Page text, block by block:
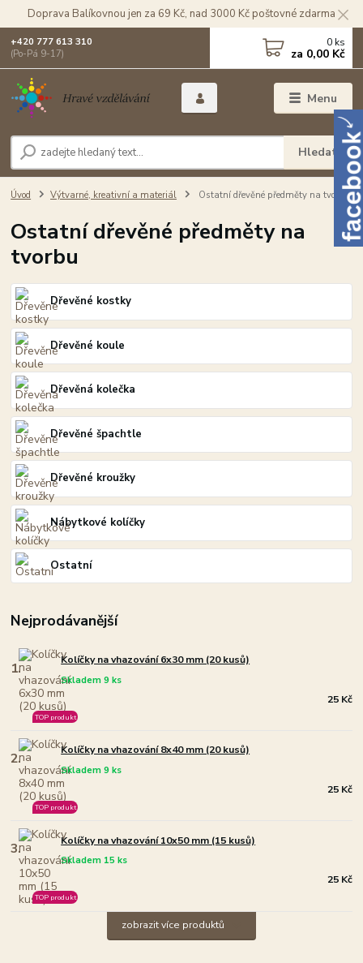
Doprava Balíkovnou jen za 69 Kč, nad 3000 Kč poštovné zdarma
Menu
Hledat
+420 777 613 310
(Po-Pá 9-17)
0 ks
za 0,00 Kč
Úvod Výtvarné, kreativní a materiál Ostatní dřevěné předměty na tvorbu
Ostatní dřevěné předměty na
tvorbu
Dřevěné kostky
Dřevěné koule
Dřevěná kolečka
Dřevěné špachtle
Dřevěné kroužky
Nábytkové kolíčky
Ostatní
Nejprodávanější
1. Kolíčky na vhazování 6x30 mm (20 kusů)
Skladem 9 ks
TOP produkt
25 Kč
2. Kolíčky na vhazování 8x40 mm (20 kusů)
Skladem 9 ks
TOP produkt
25 Kč
3. Kolíčky na vhazování 10x50 mm (15 kusů)
Skladem 15 ks
TOP produkt
25 Kč
zobrazit více produktů